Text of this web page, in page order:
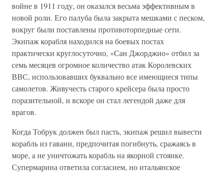
войне в 1911 году, он оказался весьма эффективным в
новой роли. Его палуба была закрыта мешками с песком,
вокруг были поставлены противоторпедные сети.
Экипаж корабля находился на боевых постах
практически круглосуточно, «Сан Джорджио» отбил за
семь месяцев огромное количество атак Королевских
ВВС, использовавших буквально все имеющиеся типы
самолетов. Живучесть старого крейсера была просто
поразительной, и вскоре он стал легендой даже для
врагов.
Когда Тобрук должен был пасть, экипаж решил вывести
корабль из гавани, предпочитая погибнуть, сражаясь в
море, а не уничтожать корабль на якорной стоянке.
Супермарина ответила согласием, но итальянское